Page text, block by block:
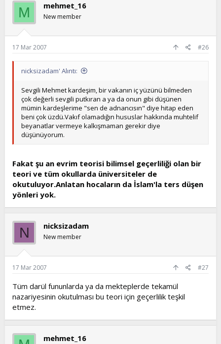
M mehmet_16
New member
17 Mar 2007 #26
nicksizadam' Alıntı:
Sevgili Mehmet kardeşim, bir vakanın iç yüzünü bilmeden
çok değerli sevgili putkıran a ya da onun gibi düşünen
mümin kardeşlerime "sen de adnancısın" diye hitap eden
beni çok üzdü.Vakıf olamadığın hususlar hakkında muhtelif
beyanatlar vermeye kalkışmaman gerekir diye
düşünüyorum.
Fakat şu an evrim teorisi bilimsel geçerliliği olan bir
teori ve tüm okullarda üniversiteler de
okutuluyor.Anlatan hocaların da İslam'la ters düşen
yönleri yok.
N nicksizadam
New member
17 Mar 2007 #27
Tüm darül fununlarda ya da mekteplerde tekamül
nazariyesinin okutulması bu teori için geçerlilik teşkil
etmez.
mehmet_16